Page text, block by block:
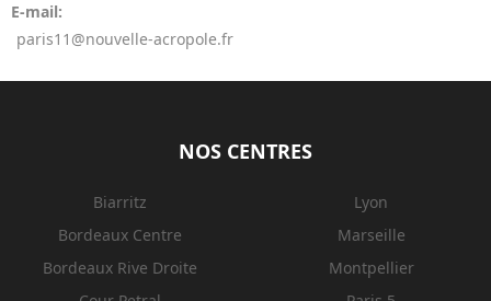
E-mail:
paris11@nouvelle-acropole.fr
NOS CENTRES
Biarritz
Bordeaux Centre
Bordeaux Rive Droite
Lyon
Marseille
Montpellier